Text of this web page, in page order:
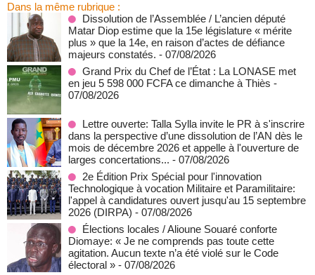
Dans la même rubrique :
Dissolution de l’Assemblée / L’ancien député
Matar Diop estime que la 15e législature « mérite
plus » que la 14e, en raison d’actes de défiance
majeurs constatés. - 07/08/2026
Grand Prix du Chef de l’État : La LONASE met
en jeu 5 598 000 FCFA ce dimanche à Thiès -
07/08/2026
Lettre ouverte: Talla Sylla invite le PR à s'inscrire
dans la perspective d’une dissolution de l’AN dès le
mois de décembre 2026 et appelle à l'ouverture de
larges concertations... - 07/08/2026
2e Édition Prix Spécial pour l'innovation
Technologique à vocation Militaire et Paramilitaire:
l'appel à candidatures ouvert jusqu'au 15 septembre
2026 (DIRPA) - 07/08/2026
Élections locales / Alioune Souaré conforte
Diomaye: « Je ne comprends pas toute cette
agitation. Aucun texte n’a été violé sur le Code
électoral » - 07/08/2026